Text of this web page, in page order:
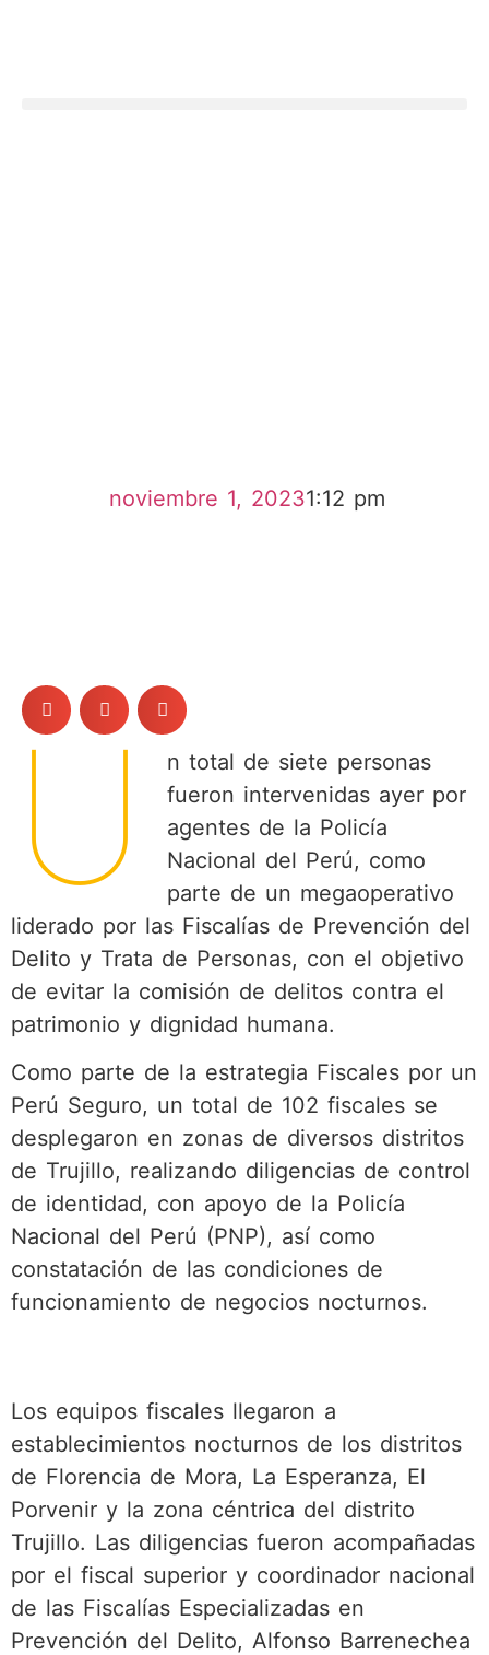
noviembre 1, 20231:12 pm
U
n total de siete personas
fueron intervenidas ayer por
agentes de la Policía
Nacional del Perú, como
parte de un megaoperativo
liderado por las Fiscalías de Prevención del
Delito y Trata de Personas, con el objetivo
de evitar la comisión de delitos contra el
patrimonio y dignidad humana.
Como parte de la estrategia Fiscales por un
Perú Seguro, un total de 102 fiscales se
desplegaron en zonas de diversos distritos
de Trujillo, realizando diligencias de control
de identidad, con apoyo de la Policía
Nacional del Perú (PNP), así como
constatación de las condiciones de
funcionamiento de negocios nocturnos.
Los equipos fiscales llegaron a
establecimientos nocturnos de los distritos
de Florencia de Mora, La Esperanza, El
Porvenir y la zona céntrica del distrito
Trujillo. Las diligencias fueron acompañadas
por el fiscal superior y coordinador nacional
de las Fiscalías Especializadas en
Prevención del Delito, Alfonso Barrenechea